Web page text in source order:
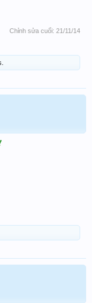
Chỉnh sửa cuối: 21/11/14